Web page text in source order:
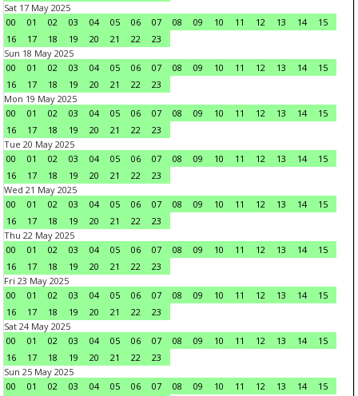
Sat 17 May 2025
00
01 02 03 04 05 06 07 08 09 10 11 12 13 14
15
16
17 18 19 20 21 22
23
Sun 18 May 2025
00
01 02 03 04 05 06 07 08 09 10 11 12 13 14
15
16
17 18 19 20 21 22
23
Mon 19 May 2025
00
01 02 03 04 05 06 07 08 09 10 11 12 13 14
15
16
17 18 19 20 21 22
23
Tue 20 May 2025
00
01 02 03 04 05 06 07 08 09 10 11 12 13 14
15
16
17 18 19 20 21 22
23
Wed 21 May 2025
00
01 02 03 04 05 06 07 08 09 10 11 12 13 14
15
16
17 18 19 20 21 22
23
Thu 22 May 2025
00
01 02 03 04 05 06 07 08 09 10 11 12 13 14
15
16
17 18 19 20 21 22
23
Fri 23 May 2025
00
01 02 03 04 05 06 07 08 09 10 11 12 13 14
15
16
17 18 19 20 21 22
23
Sat 24 May 2025
00
01 02 03 04 05 06 07 08 09 10 11 12 13 14
15
16
17 18 19 20 21 22
23
Sun 25 May 2025
00
01 02 03 04 05 06 07 08 09 10 11 12 13 14
15